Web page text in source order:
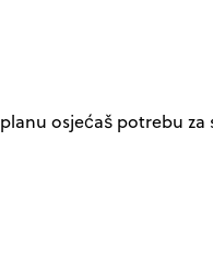
osjećaš potrebu za